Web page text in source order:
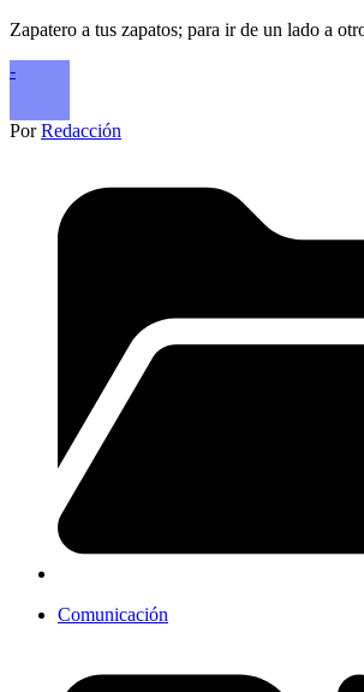
Zapatero a tus zapatos; para ir de un lado a
-
PorRedacción
Comunicación